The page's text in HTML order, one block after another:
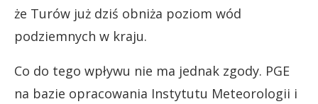
że Turów już dziś obniża poziom wód
podziemnych w kraju.
Co do tego wpływu nie ma jednak zgody. PGE
na bazie opracowania Instytutu Meteorologii i